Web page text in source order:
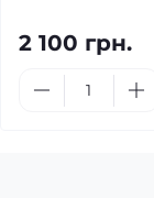
2 100 грн.